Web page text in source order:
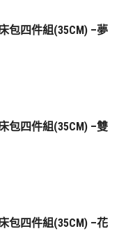
包四件組(35CM) –夢
包四件組(35CM) –雙
包四件組(35CM) –花